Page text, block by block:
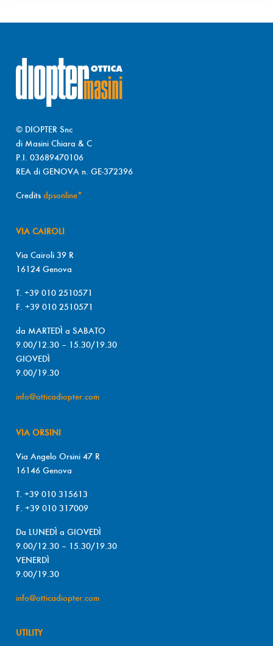
© DIOPTER Snc
di Masini Chiara & C
P.I. 03689470106
REA di GENOVA n. GE-372396
Credits dpsonline*
VIA CAIROLI
Via Cairoli 39 R
16124 Genova
T. +39 010 2510571
F. +39 010 2510571
da MARTEDÌ a SABATO
9.00/12.30 – 15.30/19.30
GIOVEDÌ
9.00/19.30
info@otticadiopter.com
VIA ORSINI
Via Angelo Orsini 47 R
16146 Genova
T. +39 010 315613
F. +39 010 317009
Da LUNEDÌ a GIOVEDÌ
9.00/12.30 – 15.30/19.30
VENERDÌ
9.00/19.30
info@otticadiopter.com
UTILITY